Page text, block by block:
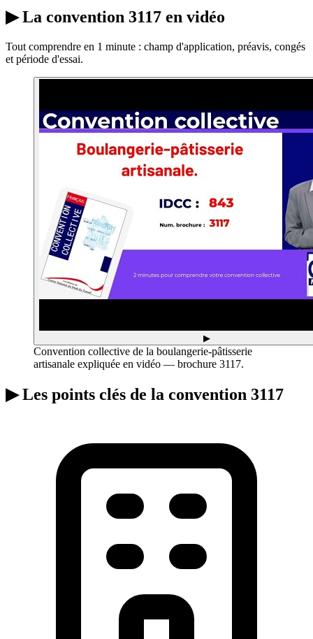
▶La convention 3117 en vidéo
Tout comprendre en 1 minute : champ d'application, préavis, congés
et période d'essai.
▶
Convention collective de la boulangerie-pâtisserie
artisanale expliquée en vidéo — brochure 3117.
▶Les points clés de la convention 3117